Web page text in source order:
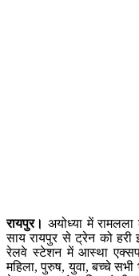
रायपुर। अयोध्या में
साय रायपुर से ट्रेन को हरी
रेलवे स्टेशन में आस्था
महिला, पुरुष, युवा, बच्चे सभी